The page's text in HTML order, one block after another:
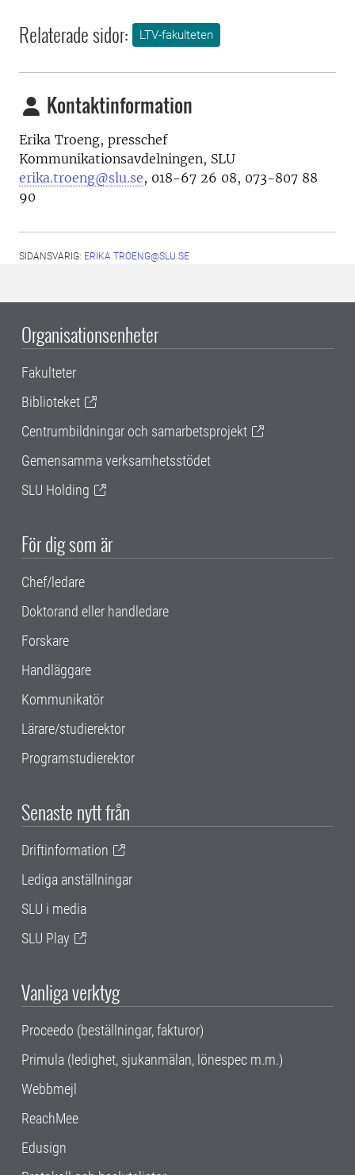
Relaterade sidor: LTV-fakulteten
Kontaktinformation
Erika Troeng, presschef
Kommunikationsavdelningen, SLU
erika.troeng@slu.se, 018-67 26 08, 073-807 88
90
SIDANSVARIG: ERIKA.TROENG@SLU.SE
Organisationsenheter
Fakulteter
Biblioteket
Centrumbildningar och samarbetsprojekt
Gemensamma verksamhetsstödet
SLU Holding
För dig som är
Chef/ledare
Doktorand eller handledare
Forskare
Handläggare
Kommunikatör
Lärare/studierektor
Programstudierektor
Senaste nytt från
Driftinformation
Lediga anställningar
SLU i media
SLU Play
Vanliga verktyg
Proceedo (beställningar, fakturor)
Primula (ledighet, sjukanmälan, lönespec m.m.)
Webbmejl
ReachMee
Edusign